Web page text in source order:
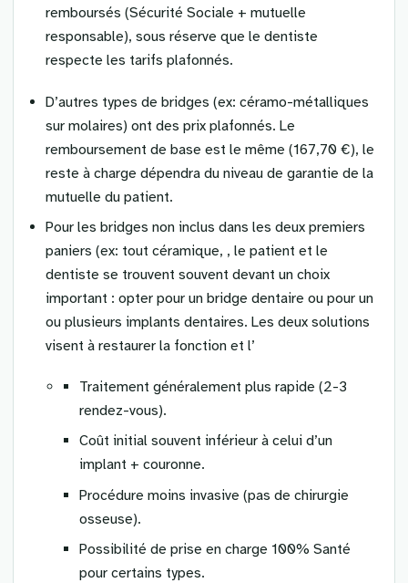
remboursés (Sécurité Sociale + mutuelle
responsable), sous réserve que le dentiste
respecte les tarifs plafonnés.
D’autres types de bridges (ex: céramo-métalliques
sur molaires) ont des prix plafonnés. Le
remboursement de base est le même (167,70 €), le
reste à charge dépendra du niveau de garantie de la
mutuelle du patient.
Pour les bridges non inclus dans les deux premiers
paniers (ex: tout céramique, , le patient et le
dentiste se trouvent souvent devant un choix
important : opter pour un bridge dentaire ou pour un
ou plusieurs implants dentaires. Les deux solutions
visent à restaurer la fonction et l’
Traitement généralement plus rapide (2-3
rendez-vous).
Coût initial souvent inférieur à celui d’un
implant + couronne.
Procédure moins invasive (pas de chirurgie
osseuse).
Possibilité de prise en charge 100% Santé
pour certains types.